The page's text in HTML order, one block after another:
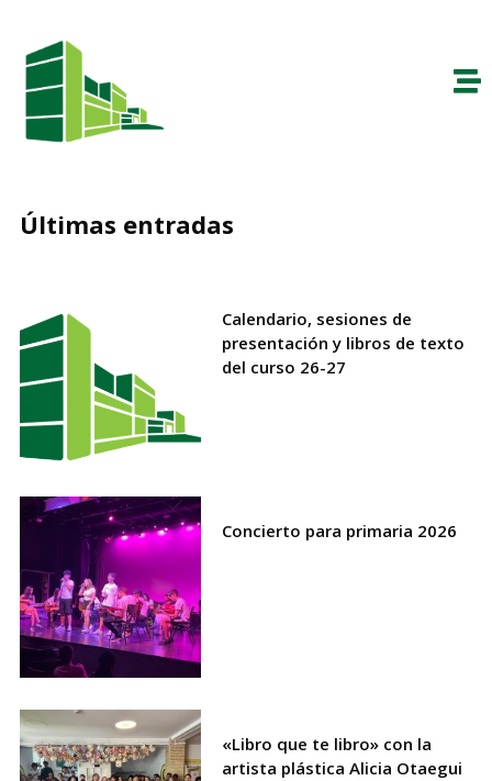
Últimas entradas
Calendario, sesiones de
presentación y libros de texto
del curso 26-27
Concierto para primaria 2026
«Libro que te libro» con la
artista plástica Alicia Otaegui